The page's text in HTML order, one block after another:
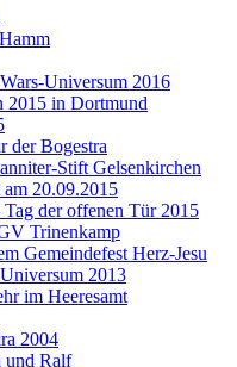
Universum 2016
2015 in Dortmund
der Bogestra
Stift Gelsenkirchen
20.09.2015
Tag der offenen Tür 2015
Trinenkamp
Gemeindefest Herz-Jesu
2013
im Heeresamt
2004
und Ralf